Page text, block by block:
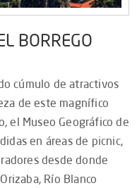
BORREGO
cúmulo de atractivos
de este magnífico
el Museo Geográfico de
en áreas de picnic,
desde donde
Río Blanco